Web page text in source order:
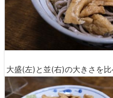
大盛(左)と並(右)の大きさを比